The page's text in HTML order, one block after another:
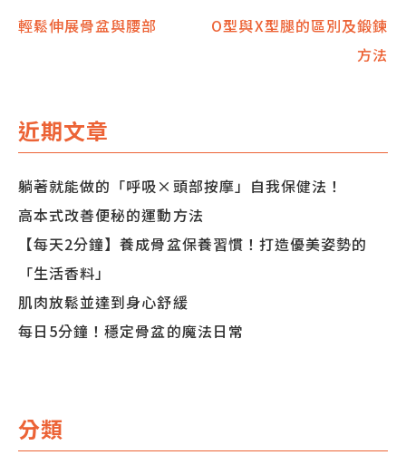
文
覽
輕鬆伸展骨盆與腰部
O型與X型腿的區別及鍛鍊
方法
近期文章
躺著就能做的「呼吸×頭部按摩」自我保健法！
高本式改善便秘的運動方法
【每天2分鐘】養成骨盆保養習慣！打造優美姿勢的
「生活香料」
肌肉放鬆並達到身心舒緩
每日5分鐘！穩定骨盆的魔法日常
分類